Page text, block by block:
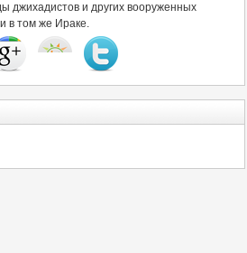
джихадистов и других вооруженных
в том же Ираке.